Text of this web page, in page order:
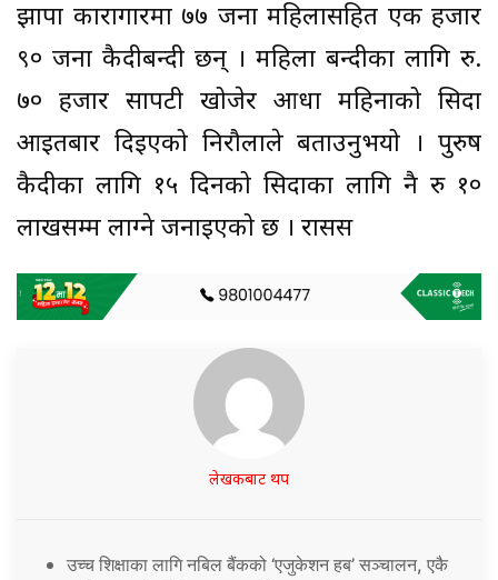
झापा कारागारमा ७७ जना महिलासहित एक हजार
९० जना कैदीबन्दी छन् । महिला बन्दीका लागि रु.
७० हजार सापटी खोजेर आधा महिनाको सिदा
आइतबार दिइएको निरौलाले बताउनुभयो । पुरुष
कैदीका लागि १५ दिनको सिदाका लागि नै रु १०
लाखसम्म लाग्ने जनाइएको छ । रासस
लेखकबाट थप
उच्च शिक्षाका लागि नबिल बैंकको ‘एजुकेशन हब’ सञ्चालन, एकै